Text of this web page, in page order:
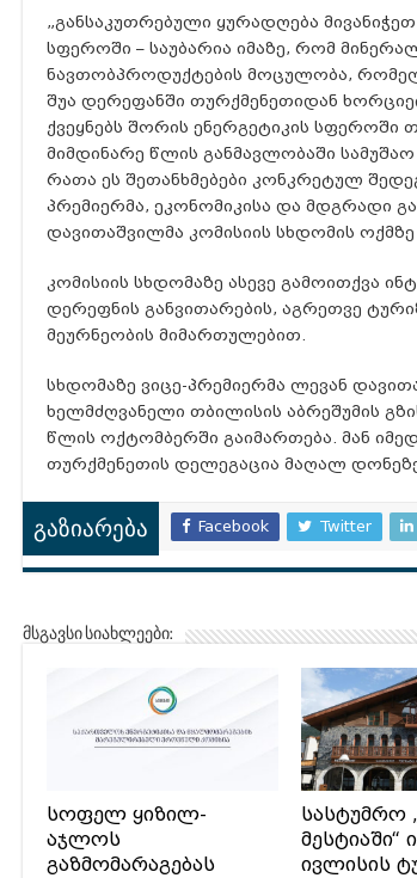
„განსაკუთრებული ყურადღება
სფეროში – საუბარია იმაზე, რომ
ნავთობპროდუქტების მოცულობა,
შუა დერეფანში თურქმენეთიდან
ქვეყნებს შორის ენერგეტიკის
მიმდინარე წლის განმავლობაში სამუშაო
რათა ეს შეთანხმებები კონკრეტულ
პრემიერმა, ეკონომიკისა და მდგრადი
დავითაშვილმა კომისიის სხდომის
კომისიის სხდომაზე ასევე გამოითქვა
დერეფნის განვითარების, აგრეთვე
მეურნეობის მიმართულებით.
სხდომაზე ვიცე-პრემიერმა ლევან
ხელმძღვანელი თბილისის აბრეშუმის
წლის ოქტომბერში გაიმართება. მან
თურქმენეთის დელეგაცია მაღალ
გაზიარება Facebook Twitter
მსგავსი სიახლეები:
სოფელ ყიზილ-
აჯლოს
გაზმომარაგებას
სასტუმრო
მესტიაში“
ივლისის